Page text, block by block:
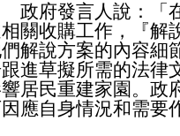
府發言人說：「在
關收購工作，『解
解說方案的內容細
進草擬所需的法律
居民重建家園。政
應自身情況和需要